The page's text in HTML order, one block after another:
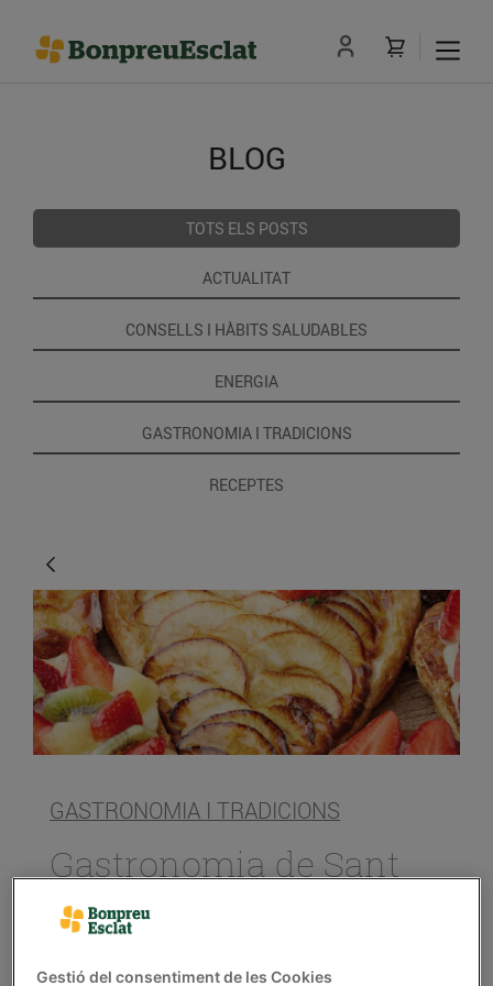
BLOG
TOTS ELS POSTS
ACTUALITAT
CONSELLS I HÀBITS SALUDABLES
ENERGIA
GASTRONOMIA I TRADICIONS
RECEPTES
GASTRONOMIA I TRADICIONS
Gastronomia de Sant
Jordi
18/d’abril/2019
Gestió del consentiment de les Cookies